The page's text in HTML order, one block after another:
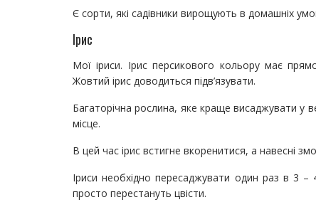
Є сорти, які садівники вирощують в домашніх
Ірис
Мої іриси. Ірис персикового кольору має
Жовтий ірис доводиться підв’язувати.
Багаторічна рослина, яке краще висаджувати у
місце.
В цей час ірис встигне вкоренитися, а навесні
Іриси необхідно пересаджувати один раз в 3
просто перестануть цвісти.